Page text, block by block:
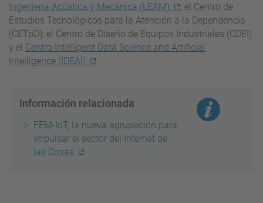
Ingeniería Acústica y Mecánica (LEAM)
; el Centro de
Estudios Tecnológicos para la Atención a la Dependencia
(CETpD); el Centro de Diseño de Equipos Industriales (CDEI)
y el Centro Intelligent Data Science and Artificial
Intelligence (IDEAl)
.
Información relacionada
FEM-IoT, la nueva agrupación para
impulsar el sector del Internet de
las Cosas